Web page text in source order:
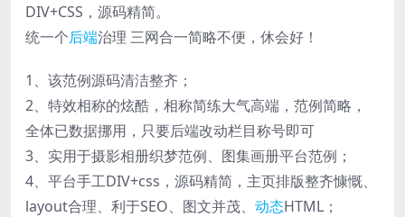
DIV+CSS，源码精简。
统一个后端治理 三网合一简略不便，休会好！
1、该范例源码清洁整齐；
2、特效相称的炫酷，相称简练大气高端，范例简略，
全体已数据挪用，只要后端改动栏目称号即可
3、实用于摄影相册织梦范例、图集画册平台范例；
4、平台手工DIV+css，源码精简，主页排版整齐慷慨、
layout合理、利于SEO、图文并茂、 动态HTML；